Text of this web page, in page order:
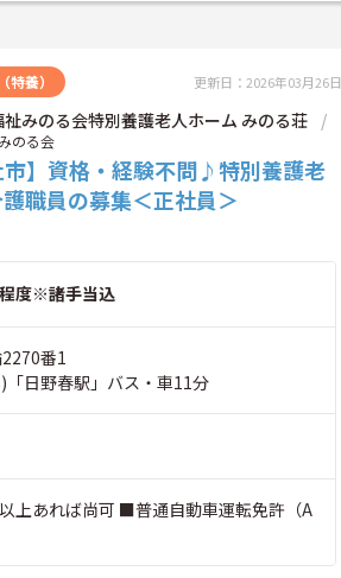
養） 更新日：2026年03月26日
みのる会特別養護老人ホーム みのる荘
のる会
市】資格・経験不問♪特別養護老
職員の募集＜正社員＞
程度※諸手当込
番1
「日野春駅」バス・車11分
上あれば尚可 ■普通自動車運転免許（A